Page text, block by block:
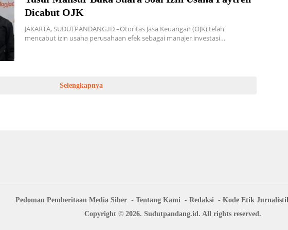
Dicabut OJK
JAKARTA, SUDUTPANDANG.ID –Otoritas Jasa Keuangan (OJK) telah
mencabut izin usaha perusahaan efek sebagai manajer investasi…
Selengkapnya
Pedoman Pemberitaan Media Siber Tentang Kami Redaksi Kode Etik
Copyright © 2026. Sudutpandang.id. All rights reserved.